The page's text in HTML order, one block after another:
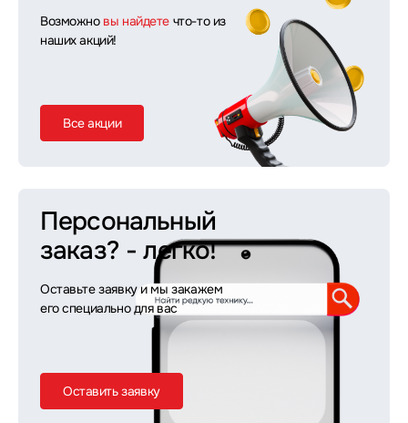
Возможно вы найдете что-то из
наших акций!
Все акции
Персональный
заказ? - легко!
Оставьте заявку и мы закажем
его специально для вас
Оставить заявку